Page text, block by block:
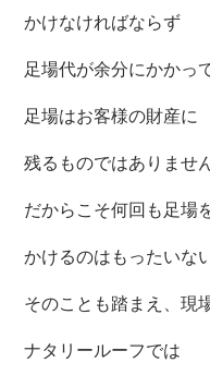
かけなければならず
足場代が余分にかかっ
足場はお客様の財産に
残るものではありませ
だからこそ何回も足場
かけるのはもったいな
そのことも踏まえ、現
ナタリールーフでは